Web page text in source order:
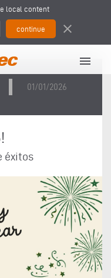
local content
close
menu
01/01/2026
éxitos